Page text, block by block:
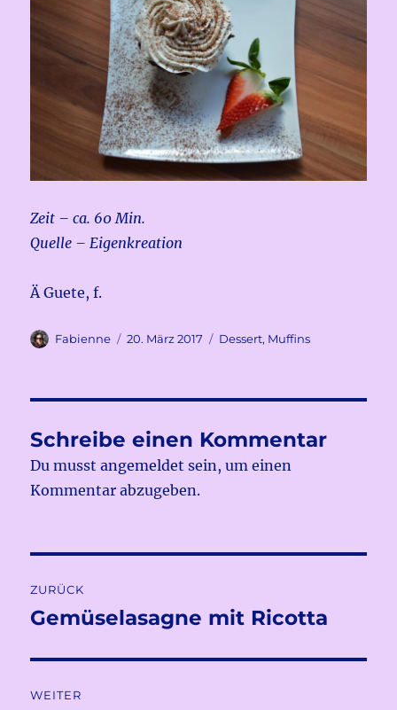
Zeit – ca. 60 Min.
Quelle – Eigenkreation
Ä Guete, f.
Autor
Fabienne
Veröffentlicht
20. März 2017 Kategorien
Dessert, Muffins
Schreibe einen Kommentar
Du musstangemeldet sein, um einen
Kommentar abzugeben.
ZURÜCK
Vorheriger
Gemüselasagne mit Ricotta
WEITER